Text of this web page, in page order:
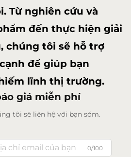
Từ nghiên cứu và
đến thực hiện giải
chúng tôi sẽ hỗ trợ
để giúp bạn
lĩnh thị trường.
giá miễn phí
tôi sẽ liên hệ với bạn sớm.
0/100